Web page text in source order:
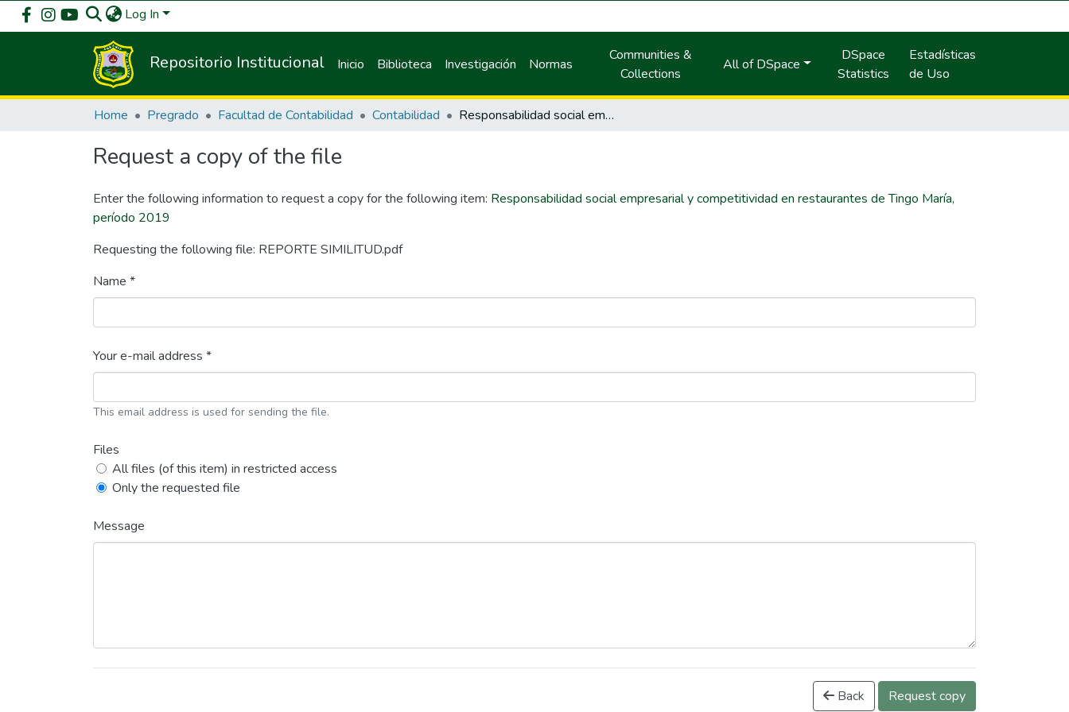
Log In
Repositorio Institucional Inicio Biblioteca Investigación Normas
Communities &
Collections
All of DSpace
DSpace
Statistics
Estadísticas
de Uso
Home Pregrado Facultad de Contabilidad Contabilidad Responsabilidad social empresarial y competitividad en restaurantes de Tingo María, período 2019
Request a copy of the file
Enter the following information to request a copy for the following item: Responsabilidad social empresarial y competitividad en restaurantes de Tingo María,
período 2019
Requesting the following file: REPORTE SIMILITUD.pdf
Name *
Your e-mail address *
This email address is used for sending the file.
Files
All files (of this item) in restricted access
Only the requested file
Message
Back Request copy